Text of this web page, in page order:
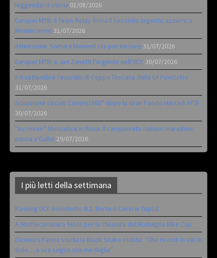
leggendaria storia 01/08/2026
Europei MTB: il Team Relay firma il secondo argento azzurro a
Monteceneri 31/07/2026
Attenzione: Samara Maxwell sta per tornare 31/07/2026
Europei MTB: a Juri Zanotti l’argento nell’XCC 30/07/2026
Il 6 settembre l’esordio di Coppa Toscana della Gf Pinocchio
31/07/2026
Situazione circuiti Contest360° dopo la Gran Fondo Marradi MTB
30/07/2026
“Au revoir” Monselice in Rosa. Il campionato italiano marathon
passa a Gallio 29/07/2026
I più letti della settimana
Ranking UCI: Avondetto N.2. Berta e Corvi in Top10
A Montecoronaro festa per la chiusura del Romagna Bike Cup
Eleonora Farina studia la Black Snake iridata: “Che ricordi in Val di
Sole… e ora sogno una medaglia”